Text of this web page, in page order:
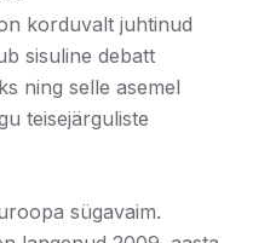
korduvalt juhtinud
sisuline debatt
ning selle asemel
teisejärguliste
sügavaim.